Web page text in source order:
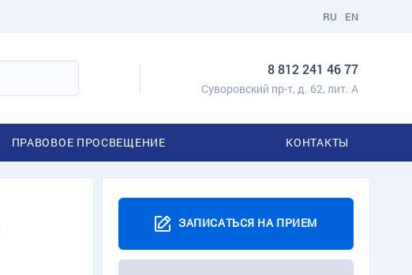
EN
RU
8 812 241 46 77
Суворовский пр-т, д. 62, лит. А
ПРАВОВОЕ ПРОСВЕЩЕНИЕ КОНТАКТЫ
ЗАПИСАТЬСЯ НА ПРИЕМ